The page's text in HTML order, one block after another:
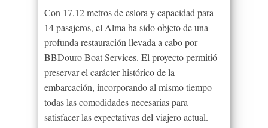
Con 17,12 metros de eslora y capacidad para
14 pasajeros, el Alma ha sido objeto de una
profunda restauración llevada a cabo por
BBDouro Boat Services. El proyecto permitió
preservar el carácter histórico de la
embarcación, incorporando al mismo tiempo
todas las comodidades necesarias para
satisfacer las expectativas del viajero actual.